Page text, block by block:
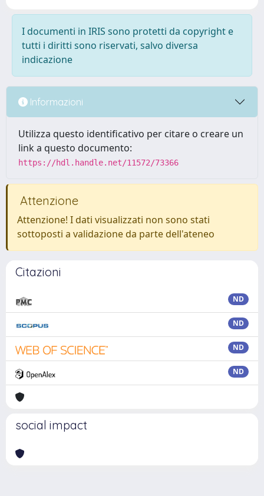
I documenti in IRIS sono protetti da copyright e
tutti i diritti sono riservati, salvo diversa
indicazione
Informazioni
Utilizza questo identificativo per citare o creare un
link a questo documento:
https://hdl.handle.net/11572/73366
Attenzione
Attenzione! I dati visualizzati non sono stati
sottoposti a validazione da parte dell'ateneo
Citazioni
ND
ND
ND
ND
social impact